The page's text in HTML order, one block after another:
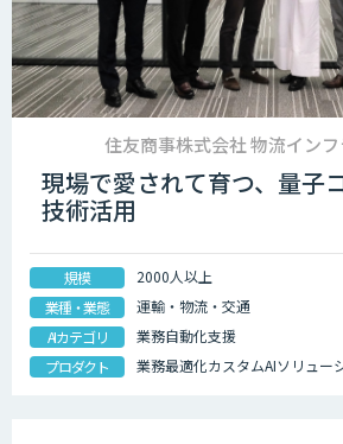
住友商事株式会社 物流イン
現場で愛されて育つ、量子
技術活用
規模
2000人以上
業種・業態
運輸・物流・交通
AIカテゴリ
業務自動化支援
プロダクト
業務最適化カスタムAIソリュー